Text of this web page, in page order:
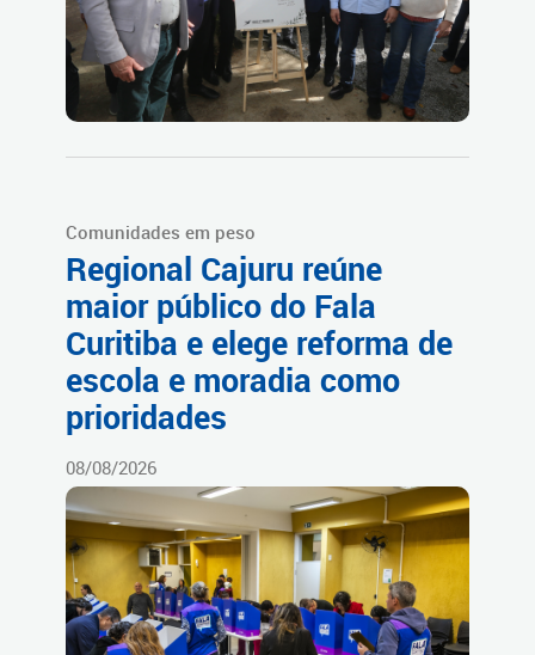
Comunidades em peso
Regional Cajuru reúne
maior público do Fala
Curitiba e elege reforma de
escola e moradia como
prioridades
08/08/2026